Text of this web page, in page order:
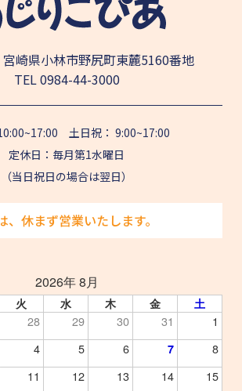
崎県小林市野尻町東麓5160番地
TEL0984-44-3000
土日祝： 9:00~17:00
定休日：毎月第1水曜日
（当日祝日の場合は翌日）
、休まず営業いたします。
2026年 8月
火 水 木 金 土
28 29 30 31
1
4 5 6 7
8
11 12 13 14
15